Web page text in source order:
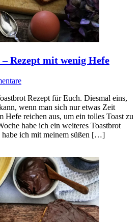
Rezept mit wenig Hefe
Rezept für Euch. Diesmal eins,
wenn man sich nur etwas Zeit
reichen aus, um ein tolles Toast zu
habe ich ein weiteres Toastbrot
ich mit meinem süßen […]